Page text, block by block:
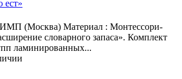
ест»
(Москва) Материал : Монтессори-
словарного запаса». Комплект
ламинированных...